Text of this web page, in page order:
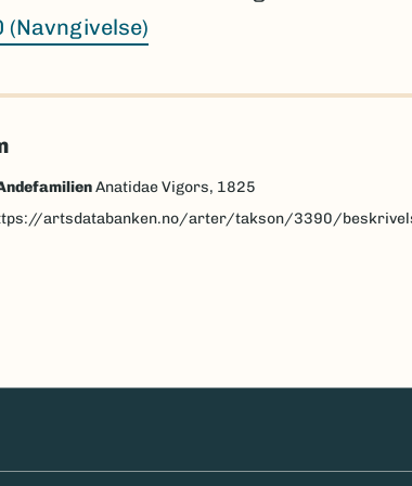
(Navngivelse)
Anatidae Vigors, 1825
artsdatabanken.no/arter/takson/3390/